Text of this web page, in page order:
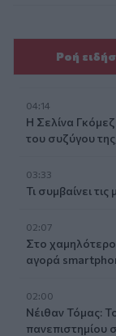
Ροή
04:14
Η Σελίνα
του συζύγου
03:33
Τι συμβαίνει
02:07
Στο
αγορά
02:00
Νέιθαν Τόμας:
πανεπιστημίου